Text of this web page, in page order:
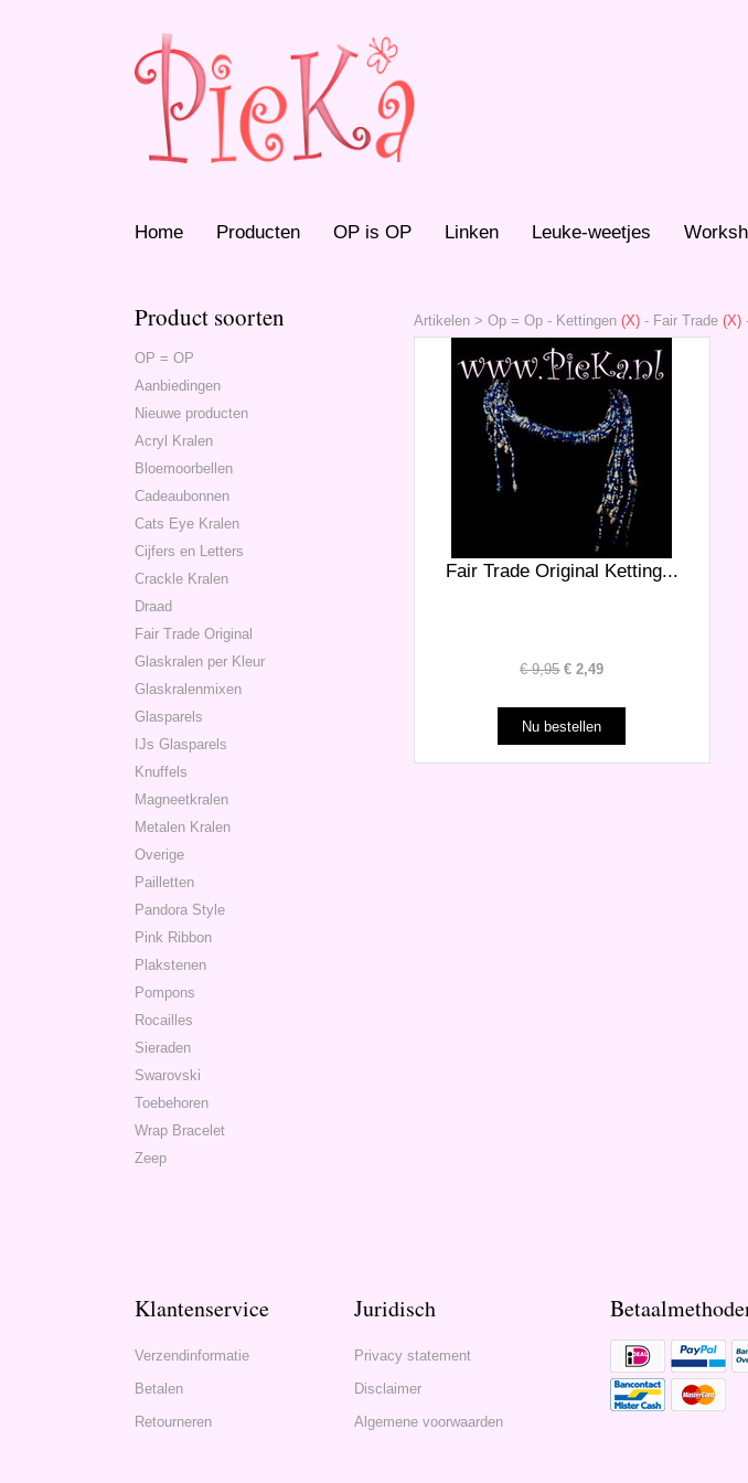
Home Producten OP is OP Linken Leuke-weetjes
Product soorten
OP = OP
Aanbiedingen
Nieuwe producten
Acryl Kralen
Bloemoorbellen
Cadeaubonnen
Cats Eye Kralen
Cijfers en Letters
Crackle Kralen
Draad
Fair Trade Original
Glaskralen per Kleur
Glaskralenmixen
Glasparels
IJs Glasparels
Knuffels
Magneetkralen
Metalen Kralen
Overige
Pailletten
Pandora Style
Pink Ribbon
Plakstenen
Pompons
Rocailles
Sieraden
Swarovski
Toebehoren
Wrap Bracelet
Zeep
Artikelen > Op = Op - Kettingen (X) - Fair Trade (X)
Fair Trade Original Ketting...
€9,95 €2,49
Klantenservice
Verzendinformatie
Betalen
Retourneren
Juridisch
Privacy statement
Disclaimer
Algemene voorwaarden